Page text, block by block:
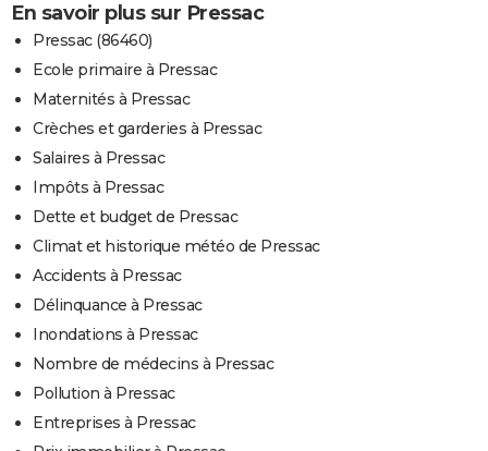
En savoir plus sur Pressac
Pressac (86460)
Ecole primaire à Pressac
Maternités à Pressac
Crèches et garderies à Pressac
Salaires à Pressac
Impôts à Pressac
Dette et budget de Pressac
Climat et historique météo de Pressac
Accidents à Pressac
Délinquance à Pressac
Inondations à Pressac
Nombre de médecins à Pressac
Pollution à Pressac
Entreprises à Pressac